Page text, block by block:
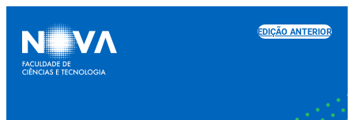
EDIÇÃO ANTERIOR